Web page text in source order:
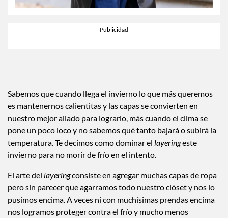
Sabemos que cuando llega el invierno lo que más queremos
es mantenernos calientitas y las capas se convierten en
nuestro mejor aliado para lograrlo, más cuando el clima se
pone un poco loco y no sabemos qué tanto bajará o subirá la
temperatura. Te decimos como dominar el layeringeste
invierno para no morir de frío en el intento.
El arte del layeringconsiste en agregar muchas capas de ropa
pero sin parecer que agarramos todo nuestro clóset y nos lo
pusimos encima. A veces ni con muchísimas prendas encima
nos logramos proteger contra el frío y mucho menos